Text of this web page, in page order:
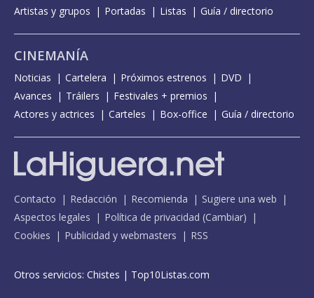
Artistas y grupos
Portadas Listas Guía / directorio
CINEMANÍA
Noticias Cartelera Próximos estrenos
DVD
Avances
Tráilers
Festivales + premios
Actores y actrices
Carteles Box-office Guía / directorio
Contacto Redacción Recomienda
Sugiere una web
Aspectos legales
Política de privacidad (Cambiar)
Cookies
Publicidad y webmasters RSS
Otros servicios: Chistes | Top10Listas.com